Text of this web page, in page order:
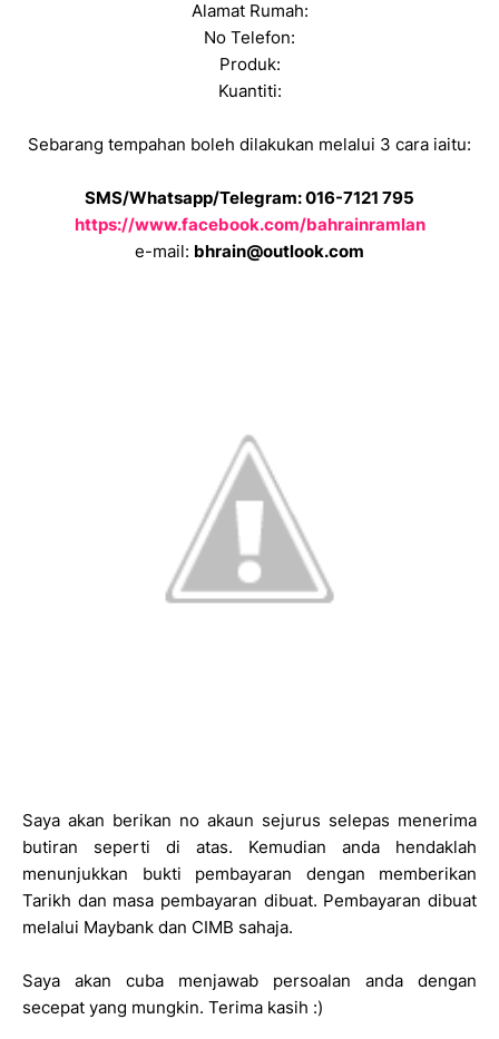
Alamat Rumah:
No Telefon:
Produk:
Kuantiti:
Sebarang tempahan boleh dilakukan melalui 3 cara iaitu:
SMS/Whatsapp/Telegram: 016-7121 795
https://www.facebook.com/bahrainramlan
e-mail: bhrain@outlook.com
Saya akan berikan no akaun sejurus selepas menerima
butiran seperti di atas. Kemudian anda hendaklah
menunjukkan bukti pembayaran dengan memberikan
Tarikh dan masa pembayaran dibuat. Pembayaran dibuat
melalui Maybank dan CIMB sahaja.
Saya akan cuba menjawab persoalan anda dengan
secepat yang mungkin. Terima kasih :)